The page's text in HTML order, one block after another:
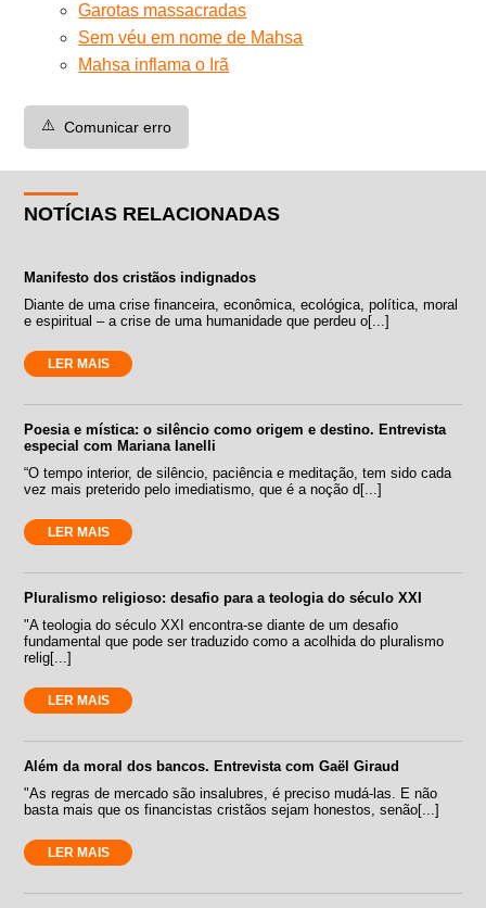
Garotas massacradas
Sem véu em nome de Mahsa
Mahsa inflama o Irã
⚠️ Comunicar erro
NOTÍCIAS RELACIONADAS
Manifesto dos cristãos indignados
Diante de uma crise financeira, econômica, ecológica, política, moral
e espiritual – a crise de uma humanidade que perdeu o[...]
LER MAIS
Poesia e mística: o silêncio como origem e destino. Entrevista
especial com Mariana Ianelli
“O tempo interior, de silêncio, paciência e meditação, tem sido cada
vez mais preterido pelo imediatismo, que é a noção d[...]
LER MAIS
Pluralismo religioso: desafio para a teologia do século XXI
"A teologia do século XXI encontra-se diante de um desafio
fundamental que pode ser traduzido como a acolhida do pluralismo
relig[...]
LER MAIS
Além da moral dos bancos. Entrevista com Gaël Giraud
"As regras de mercado são insalubres, é preciso mudá-las. E não
basta mais que os financistas cristãos sejam honestos, senão[...]
LER MAIS